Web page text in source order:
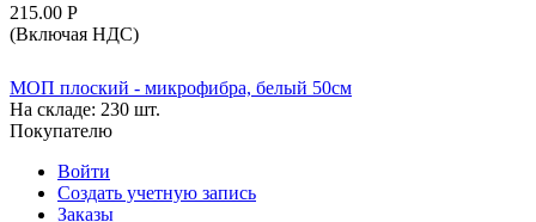
215.00 Р
(Включая НДС)
МОП плоский - микрофибра, белый 50см
На складе: 230 шт.
Покупателю
Войти
Создать учетную запись
Заказы